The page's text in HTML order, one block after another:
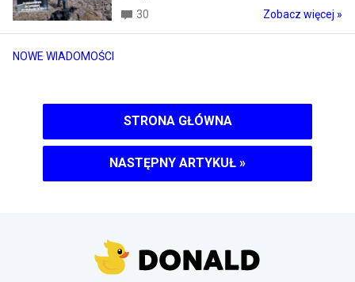
NOWE WIADOMOŚCI
30
Zobacz więcej »
STRONA GŁÓWNA
NASTĘPNY ARTYKUŁ »